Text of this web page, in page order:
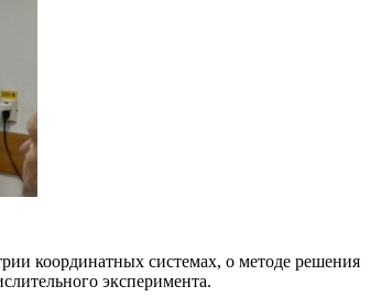
координатных системах, о методе решения
эксперимента.